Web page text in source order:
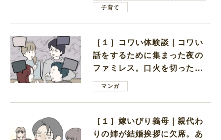
子育て
［１］コワい体験談｜コワい
話をするために集まった夜の
ファミレス。口火を切ったの
は電車好きの男の子ママ
マンガ
［１］嫁いびり義母｜親代わ
りの姉が結婚挨拶に欠席。あ